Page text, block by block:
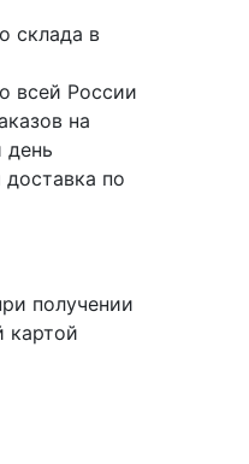
склада в
всей России
на
доставка по
получении
картой